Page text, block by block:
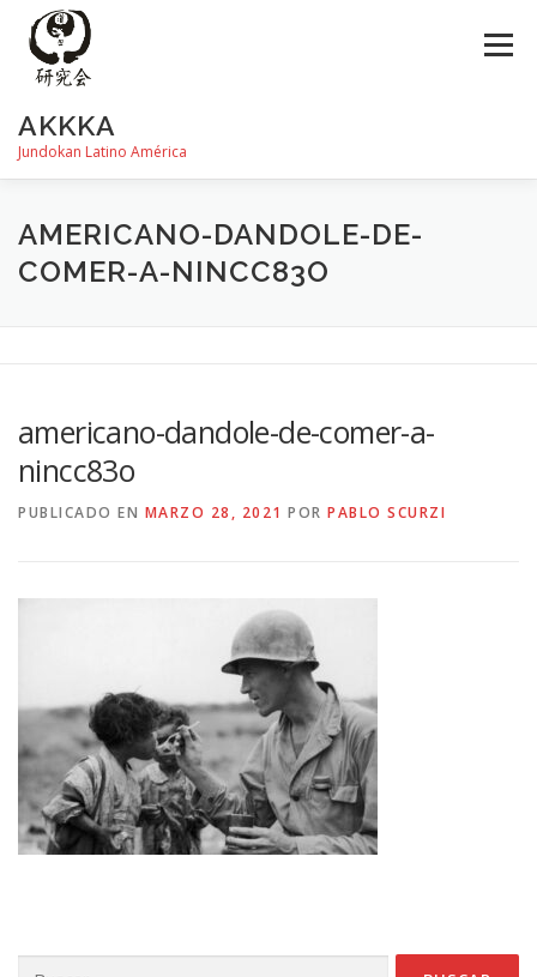
contenido
AKKKA
Jundokan Latino América
Menú
HISTORIA DOJOS INSTRUCTORES
AMERICANO-DANDOLE-DE-
COMER-A-NINCC83O
americano-dandole-de-comer-a-
nincc83o
PUBLICADO EN MARZO 28, 2021 POR PABLO SCURZI